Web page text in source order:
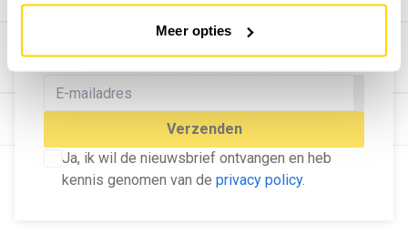
Meer opties
MELD U AAN VOOR ONZE
NIEUWSBRIEF
Blijf op de hoogte van het laatste nieuws!
Verzenden
Ja, ik wil de nieuwsbrief ontvangen en heb
kennis genomen van de privacy policy.
© Dé Duurzame Uitgeverij